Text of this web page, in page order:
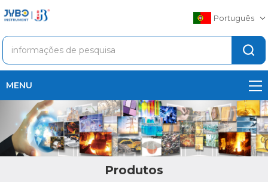
Português
MENU
Produtos